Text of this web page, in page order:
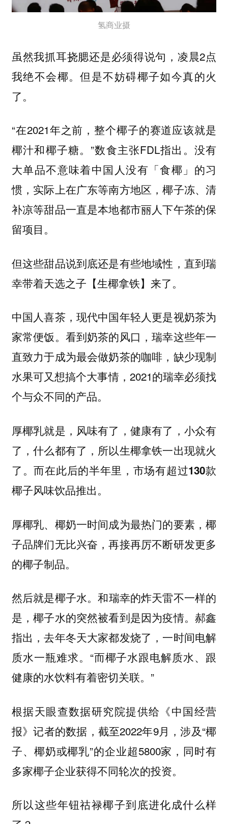
氢商业摄
虽然我抓耳挠腮还是必须得说句，凌晨2点
我绝不会椰。但是不妨碍椰子如今真的火
了。
“在2021年之前，整个椰子的赛道应该就是
椰汁和椰子糖。”数食主张FDL指出。没有
大单品不意味着中国人没有「食椰」的习
惯，实际上在广东等南方地区，椰子冻、清
补凉等甜品一直是本地都市丽人下午茶的保
留项目。
但这些甜品说到底还是有些地域性，直到瑞
幸带着天选之子【生椰拿铁】来了。
中国人喜茶，现代中国年轻人更是视奶茶为
家常便饭。看到奶茶的风口，瑞幸这些年一
直致力于成为最会做奶茶的咖啡，缺少现制
水果可又想搞个大事情，2021的瑞幸必须找
个与众不同的产品。
厚椰乳就是，风味有了，健康有了，小众有
了，什么都有了，所以生椰拿铁一出现就火
了。而在此后的半年里，市场有超过130款
椰子风味饮品推出。
厚椰乳、椰奶一时间成为最热门的要素，椰
子品牌们无比兴奋，再接再厉不断研发更多
的椰子制品。
然后就是椰子水。和瑞幸的炸天雷不一样的
是，椰子水的突然被看到是因为疫情。郝鑫
指出，去年冬天大家都发烧了，一时间电解
质水一瓶难求。“而椰子水跟电解质水、跟
健康的水饮料有着密切关联。”
根据天眼查数据研究院提供给《中国经营
报》记者的数据，截至2022年9月，涉及“椰
子、椰奶或椰乳”的企业超5800家，同时有
多家椰子企业获得不同轮次的投资。
所以这些年钮祜禄椰子到底进化成什么样